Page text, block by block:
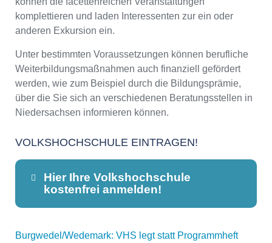
komplettieren und laden Interessenten zur ein oder
anderen Exkursion ein.
Unter bestimmten Voraussetzungen können berufliche
Weiterbildungsmaßnahmen auch finanziell gefördert
werden, wie zum Beispiel durch die Bildungsprämie,
über die Sie sich an verschiedenen Beratungsstellen in
Niedersachsen informieren können.
VOLKSHOCHSCHULE EINTRAGEN!
Hier Ihre Volkshochschule
kostenfrei anmelden!
Dieser Teil dient lediglich zur
Burgwedel/Wedemark: VHS legt statt Programmheft